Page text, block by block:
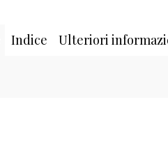
Indice Ulteriori